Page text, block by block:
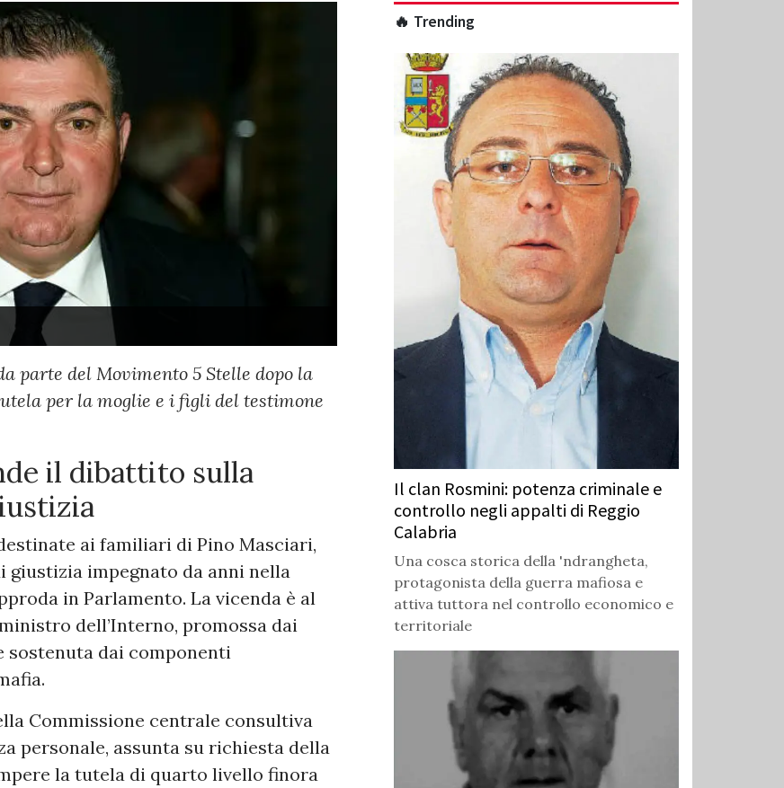
parte del Movimento 5 Stelle dopo la
per la moglie e i figli del testimone
il dibattito sulla
ai familiari di Pino Masciari,
impegnato da anni nella
in Parlamento. La vicenda è al
dell’Interno, promossa dai
sostenuta dai componenti
Commissione centrale consultiva
personale, assunta su richiesta della
la tutela di quarto livello finora
🔥 Trending
Il clan Rosmini: potenza criminale e
controllo negli appalti di Reggio
Calabria
Una cosca storica della 'ndrangheta,
protagonista della guerra mafiosa e
attiva tuttora nel controllo economico e
territoriale